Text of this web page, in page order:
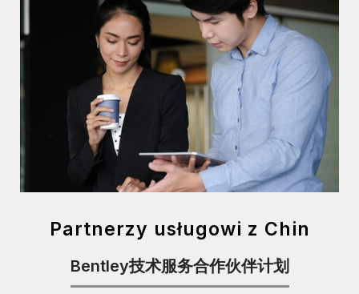
Partnerzy usługowi z Chin
Bentley技术服务合作伙伴计划